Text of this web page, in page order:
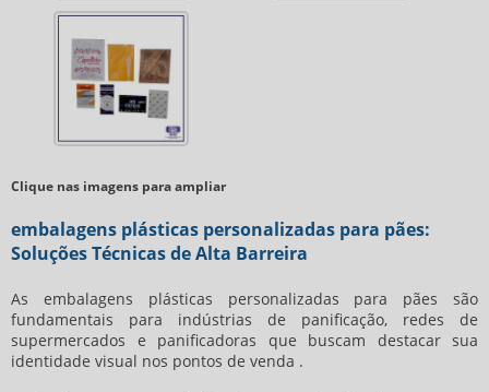
Clique nas imagens para ampliar
embalagens plásticas personalizadas para pães:
Soluções Técnicas de Alta Barreira
As embalagens plásticas personalizadas para pães são
fundamentais para indústrias de panificação, redes de
supermercados e panificadoras que buscam destacar sua
identidade visual nos pontos de venda .